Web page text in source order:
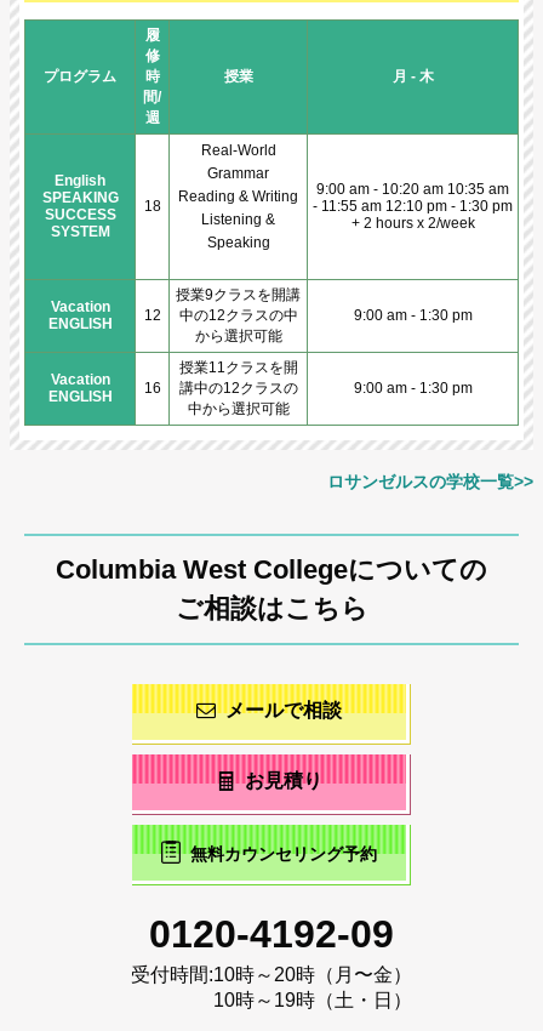
プログラム
履
修
時
間/
週
授業 月 - 木
English
SPEAKING
SUCCESS
SYSTEM
18
Real-World
Grammar
Reading & Writing
Listening &
Speaking
9:00 am - 10:20 am 10:35 am
- 11:55 am 12:10 pm - 1:30 pm
+ 2 hours x 2/week
Vacation
ENGLISH
12
授業9クラスを開講
中の12クラスの中
から選択可能
9:00 am - 1:30 pm
Vacation
ENGLISH
16
授業11クラスを開
講中の12クラスの
中から選択可能
9:00 am - 1:30 pm
ロサンゼルスの学校一覧>>
Columbia West Collegeについての
ご相談はこちら
メールで相談
お見積り
無料カウンセリング予約
0120-4192-09
受付時間:10時～20時（月〜金）
10時～19時（土・日）